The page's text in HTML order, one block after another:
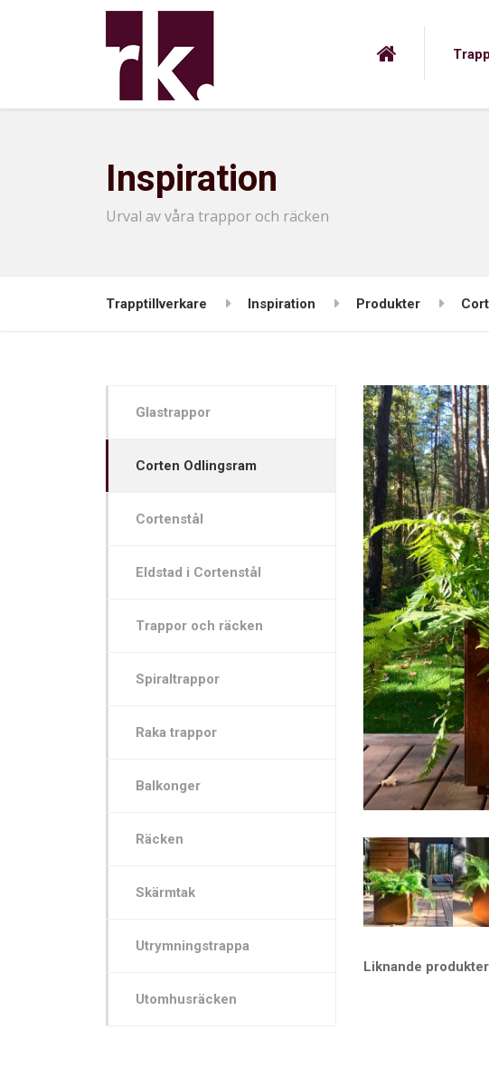
Inspiration
Urval av våra trappor och räcken
Trapptillverkare Inspiration Produkter
Liknande produkter
Glastrappor
Corten Odlingsram
Cortenstål
Eldstad i Cortenstål
Trappor och räcken
Spiraltrappor
Raka trappor
Balkonger
Räcken
Skärmtak
Utrymningstrappa
Utomhusräcken